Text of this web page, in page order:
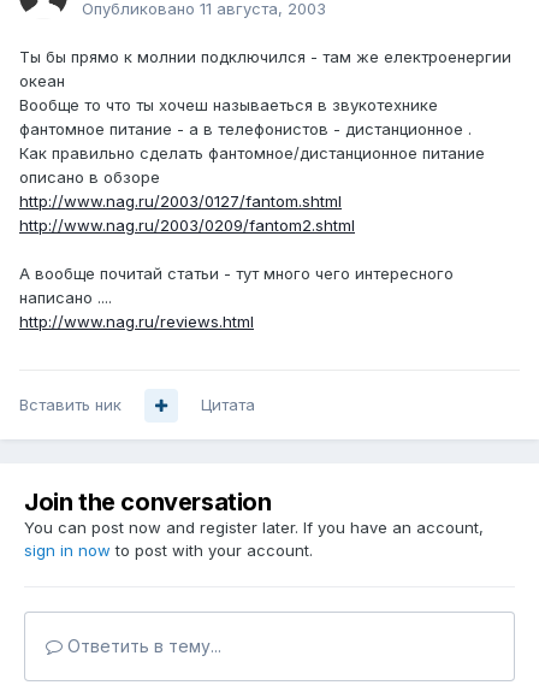
Опубликовано 11 августа, 2003
Ты бы прямо к молнии подключился - там же електроенергии
океан
Вообще то что ты хочеш называеться в звукотехнике
фантомное питание - а в телефонистов - дистанционное .
Как правильно сделать фантомное/дистанционное питание
описано в обзоре
http://www.nag.ru/2003/0127/fantom.shtml
http://www.nag.ru/2003/0209/fantom2.shtml
А вообще почитай статьи - тут много чего интересного
написано ....
http://www.nag.ru/reviews.html
Вставить ник Цитата
Join the conversation
You can post now and register later. If you have an account,
sign in now to post with your account.
Ответить в тему...